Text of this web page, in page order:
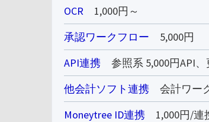
OCR 1,000円～
承認ワークフロー 5,000円
API連携 参照系 5,000円API、
他会計ソフト連携 会計ワー
Moneytree ID連携 1,000円/連